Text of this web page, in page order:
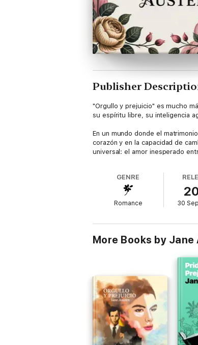
Publisher
"Orgullo y prejuicio" es mucho
su espíritu libre, su inteligencia
En un mundo donde el
corazón y en la capacidad de
universal: el amor inesperado
GENRE
Romance 30
More Books by Jane